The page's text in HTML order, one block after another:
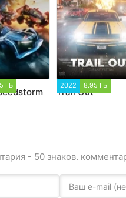
ГБ 2022 8.95 ГБ
Trail Out
- 50 знаков.